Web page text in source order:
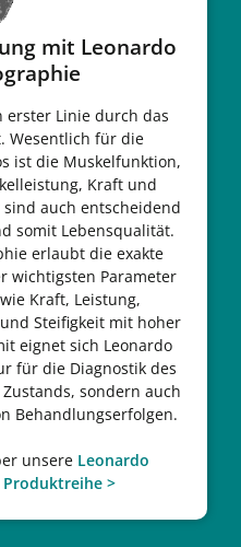
mit Leonardo
erster Linie durch das
Wesentlich für die
ist die Muskelfunktion,
Kraft und
sind auch entscheidend
somit Lebensqualität.
erlaubt die exakte
wichtigsten Parameter
Kraft, Leistung,
Steifigkeit mit hoher
eignet sich Leonardo
für die Diagnostik des
sondern auch
Behandlungserfolgen.
unsere Leonardo
>